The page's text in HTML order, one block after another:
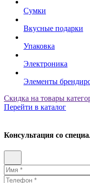
Сумки
Вкусные подарки
Упаковка
Электроника
Элементы
Скидка на товары
Перейти в каталог
Консультация со